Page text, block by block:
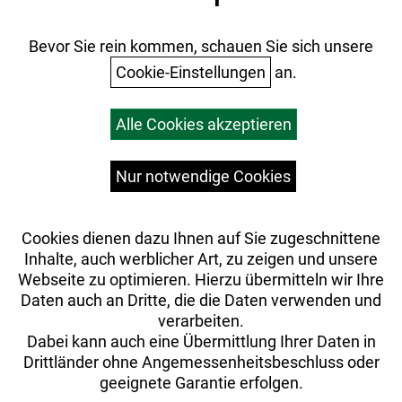
Ihr Einkauf
Versandkosten
Bevor Sie rein kommen, schauen Sie sich unsere
Cookie-Einstellungen an.
Alle Cookies akzeptieren
Nur notwendige Cookies
Cookies dienen dazu Ihnen auf Sie zugeschnittene
Inhalte, auch werblicher Art, zu zeigen und unsere
Webseite zu optimieren. Hierzu übermitteln wir Ihre
Daten auch an Dritte, die die Daten verwenden und
verarbeiten.
Dabei kann auch eine Übermittlung Ihrer Daten in
Drittländer ohne Angemessenheitsbeschluss oder
geeignete Garantie erfolgen.